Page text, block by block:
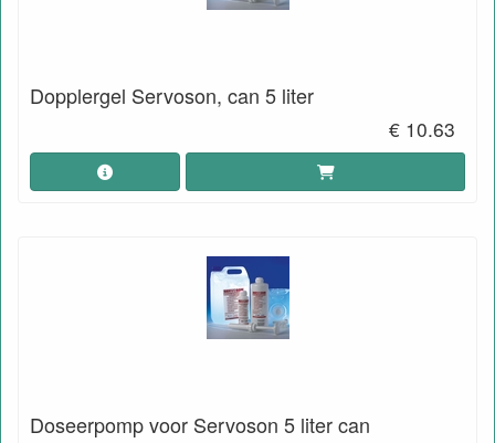
Dopplergel Servoson, can 5 liter
€ 10.63
Doseerpomp voor Servoson 5 liter can